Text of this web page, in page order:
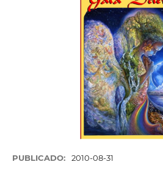
PUBLICADO: 2010-08-31